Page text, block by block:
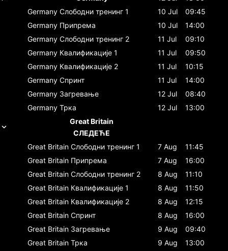
Germany Слободни тренинг 1 10 Jul
09:45
Germany Припрема 10 Jul
14:00
Germany Слободни тренинг 2 11 Jul
09:10
Germany Квалификације 1 11 Jul
09:50
Germany Квалификације 2 11 Jul
10:15
Germany Спринт 11 Jul
14:00
Germany Загревање 12 Jul
08:40
Germany Трка 12 Jul
13:00
Great Britain
СЛЕДЕЋЕ
Great Britain Слободни тренинг 1 7 Aug
11:45
Great Britain Припрема 7 Aug
16:00
Great Britain Слободни тренинг 2 8 Aug
11:10
Great Britain Квалификације 1 8 Aug
11:50
Great Britain Квалификације 2 8 Aug
12:15
Great Britain Спринт 8 Aug
16:00
Great Britain Загревање 9 Aug
09:40
Great Britain Трка 9 Aug
13:00